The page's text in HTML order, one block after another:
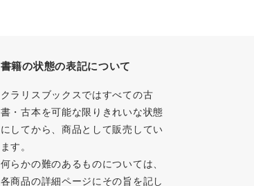
書籍の状態の表記について
クラリスブックスではすべての古
書・古本を可能な限りきれいな状態
にしてから、商品として販売してい
ます。
何らかの難のあるものについては、
各商品の詳細ページにその旨を記し